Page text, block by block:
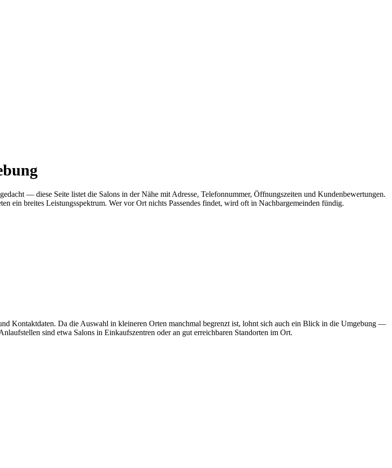
— diese Seite listet die Salons in der Nähe mit Adresse, Telefonnummer, Öffnungszeiten und Kundenbewertungen.
ein breites Leistungsspektrum. Wer vor Ort nichts Passendes findet, wird oft in Nachbargemeinden fündig.
Kontaktdaten. Da die Auswahl in kleineren Orten manchmal begrenzt ist, lohnt sich auch ein Blick in die Umgebung —
sind etwa Salons in Einkaufszentren oder an gut erreichbaren Standorten im Ort.